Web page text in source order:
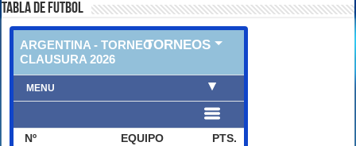
TABLA DE FUTBOL